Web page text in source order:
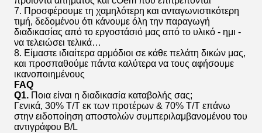
7. Προσφέρουμε τη χαμηλότερη και ανταγωνιστικότερη
τιμή, δεδομένου ότι κάνουμε όλη την παραγωγή
διαδικασίας από το εργοστάσιό μας από το υλικό - ημι -
να τελειώσει τελικά…
8. Είμαστε ιδιαίτερα αρμόδιοι σε κάθε πελάτη δικών μας,
και προσπαθούμε πάντα καλύτερα να τους αφήσουμε
ικανοποιημένους
FAQ
Q1. Ποια είναι η διαδικασία καταβολής σας;
Γενικά, 30% T/T εκ των προτέρων & 70% T/T επάνω
στην ειδοποίηση αποστολών συμπεριλαμβανομένου του
αντιγράφου B/L